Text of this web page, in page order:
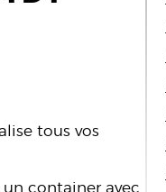
tous vos
container avec